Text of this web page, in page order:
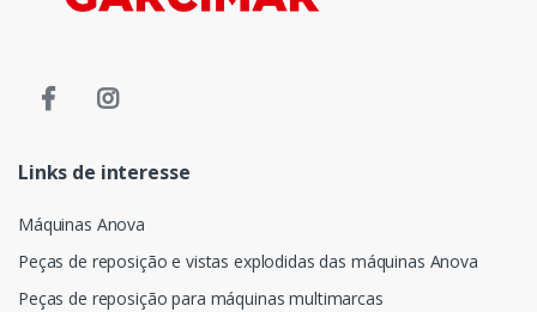
Links de interesse
Máquinas Anova
Peças de reposição e vistas explodidas das máquinas Anova
Peças de reposição para máquinas multimarcas